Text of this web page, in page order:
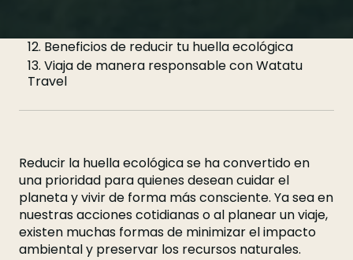
12. Beneficios de reducir tu huella ecológica
13. Viaja de manera responsable con Watatu
Travel
Reducir la huella ecológica se ha convertido en
una prioridad para quienes desean cuidar el
planeta y vivir de forma más consciente. Ya sea en
nuestras acciones cotidianas o al planear un viaje,
existen muchas formas de minimizar el impacto
ambiental y preservar los recursos naturales.